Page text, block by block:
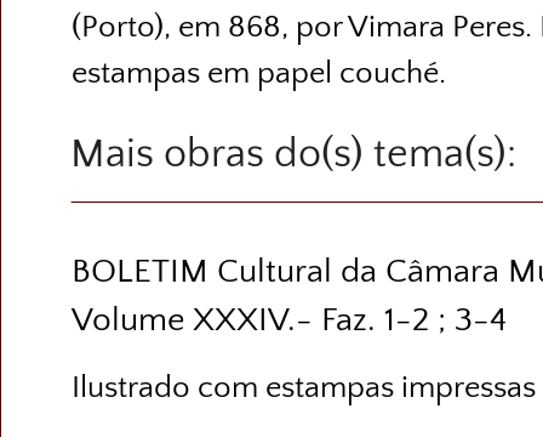
(Porto), em 868, por Vimara
estampas em papel couché.
Mais obras do(s)
BOLETIM Cultural da Câmara
Volume XXXIV.- Faz. 1-2 ; 3-4
Ilustrado com estampas